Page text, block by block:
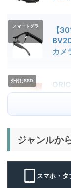
スマートグラ
ス
【
カメ
外付けSSD
ー |
便
キャンプライ
機能
ジャンルか
スマホ・タ